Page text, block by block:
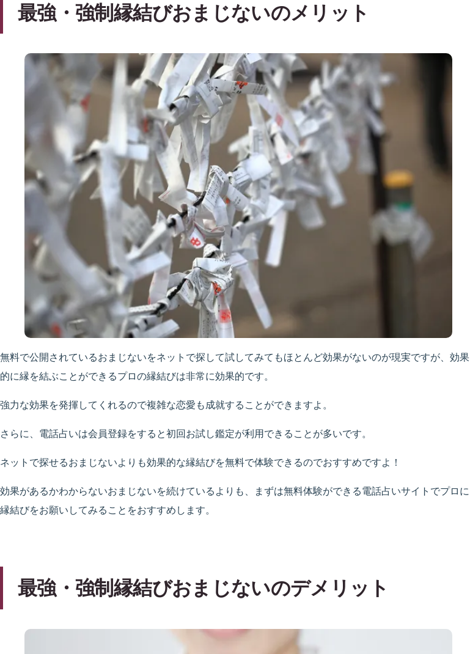
最強・強制縁結びおまじないのメリット
無料で公開されているおまじないをネットで探して試してみてもほとんど効果がないのが現実ですが、効果
的に縁を結ぶことができるプロの縁結びは非常に効果的です。
強力な効果を発揮してくれるので複雑な恋愛も成就することができますよ。
さらに、電話占いは会員登録をすると初回お試し鑑定が利用できることが多いです。
ネットで探せるおまじないよりも効果的な縁結びを無料で体験できるのでおすすめですよ！
効果があるかわからないおまじないを続けているよりも、まずは無料体験ができる電話占いサイトでプロに
縁結びをお願いしてみることをおすすめします。
最強・強制縁結びおまじないのデメリット